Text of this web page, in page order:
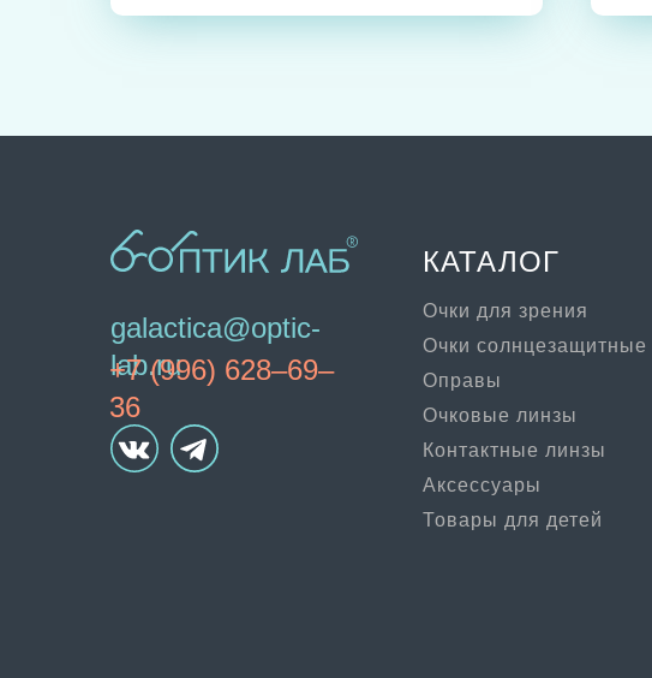
galactica@optic-
lab.ru
Очки для зрения
Очки солнцезащитные
Очковые линзы
Оправы
Контактные линзы
Аксессуары
Товары для детей
+7 (996) 628–69–
36
КАТАЛОГ